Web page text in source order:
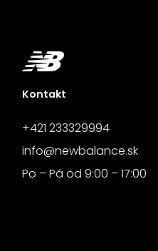
Kontakt
+421 233329994
info@newbalance.sk
Po – Pá od 9:00 – 17:00